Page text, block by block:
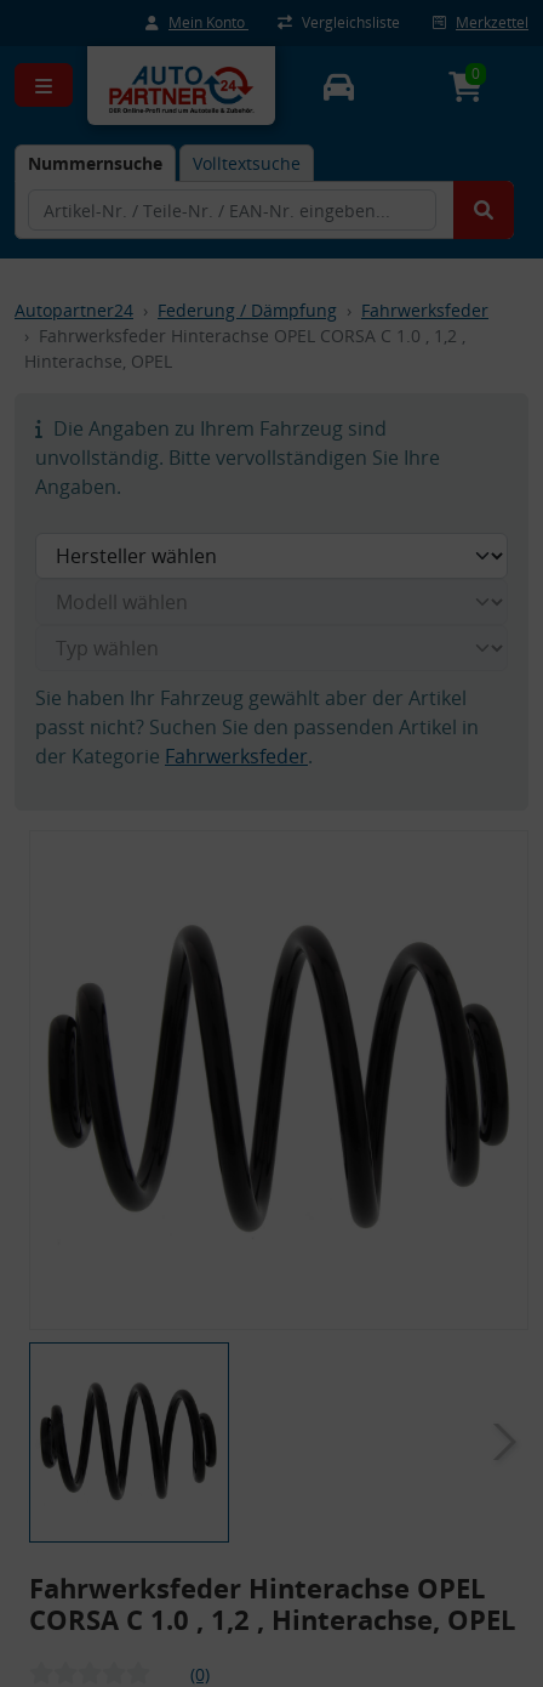
Mein Konto Vergleichsliste Merkzettel
Nummernsuche Volltextsuche
0
Autopartner24 Federung / Dämpfung
Fahrwerksfeder
Fahrwerksfeder Hinterachse OPEL CORSA C 1.0 , 1,2 ,
Hinterachse, OPEL
Die Angaben zu Ihrem Fahrzeug sind
unvollständig. Bitte vervollständigen Sie Ihre
Angaben.
Sie haben Ihr Fahrzeug gewählt aber der Artikel
passt nicht? Suchen Sie den passenden Artikel in
der Kategorie Fahrwerksfeder.
Fahrwerksfeder Hinterachse OPEL
CORSA C 1.0 , 1,2 , Hinterachse, OPEL
(0)